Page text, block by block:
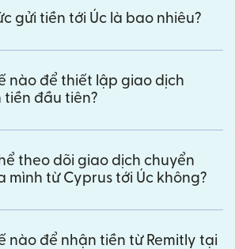
gửi tiền tới Úc là bao nhiêu?
nào để thiết lập giao dịch
tiền đầu tiên?
theo dõi giao dịch chuyển
mình từ Cyprus tới Úc không?
nào để nhận tiền từ Remitly tại